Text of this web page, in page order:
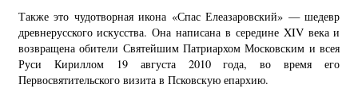
Также это чудотворная икона «Спас Елеазаровский» — шедевр
древнерусского искусства. Она написана в середине XIV века и
возвращена обители Святейшим Патриархом Московским и всея
Руси Кириллом 19 августа 2010 года, во время его
Первосвятительского визита в Псковскую епархию.